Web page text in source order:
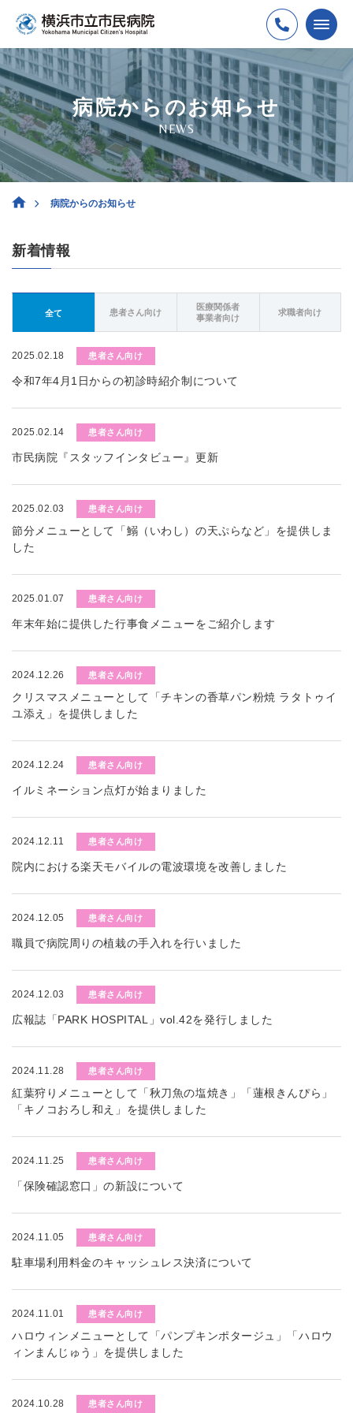
病院からのお知らせ
NEWS
病院からのお知らせ
新着情報
全て 患者さん向け
医療関係者
事業者向け
求職者向け
2025.02.18 患者さん向け
令和7年4月1日からの初診時紹介制について
2025.02.14 患者さん向け
市民病院『スタッフインタビュー』更新
2025.02.03 患者さん向け
節分メニューとして「鰯（いわし）の天ぷらなど」を提供しま
した
2025.01.07 患者さん向け
年末年始に提供した行事食メニューをご紹介します
2024.12.26 患者さん向け
クリスマスメニューとして「チキンの香草パン粉焼 ラタトゥイ
ユ添え」を提供しました
2024.12.24 患者さん向け
イルミネーション点灯が始まりました
2024.12.11 患者さん向け
院内における楽天モバイルの電波環境を改善しました
2024.12.05 患者さん向け
職員で病院周りの植栽の手入れを行いました
2024.12.03 患者さん向け
広報誌「PARK HOSPITAL」vol.42を発行しました
2024.11.28 患者さん向け
紅葉狩りメニューとして「秋刀魚の塩焼き」「蓮根きんぴら」
「キノコおろし和え」を提供しました
2024.11.25 患者さん向け
「保険確認窓口」の新設について
2024.11.05 患者さん向け
駐車場利用料金のキャッシュレス決済について
2024.11.01 患者さん向け
ハロウィンメニューとして「パンプキンポタージュ」「ハロウ
ィンまんじゅう」を提供しました
2024.10.28 患者さん向け